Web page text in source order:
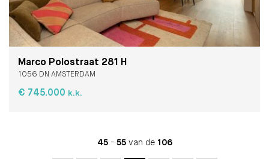
Marco Polostraat 281 H
1056 DN AMSTERDAM
€ 745.000 k.k.
45- 55van de 106